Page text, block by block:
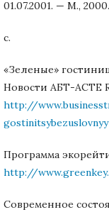
01.07.2001. — М.,
с.
«Зеленые»
Новости АБТ-ACTE
http://
Программа
http://
Современное